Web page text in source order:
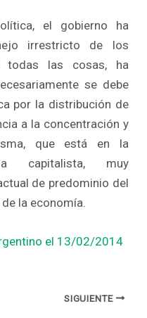
el gobierno ha
irrestricto de los
todas las cosas, ha
se debe
por la distribución de
a la concentración y
que está en la
capitalista, muy
de predominio del
la economía.
el 13/02/2014
SIGUIENTE